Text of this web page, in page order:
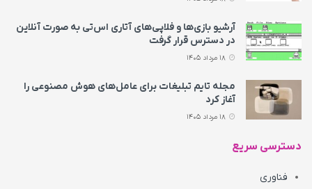
آرشیو بازی‌ها و فلاپی‌های آتاری اس‌تی به‌ صورت آنلاین
در دسترس قرار گرفت
مجله تایم تبلیغات برای عامل‌های هوش مصنوعی را
آغاز کرد
دسترسی سریع
فناوری